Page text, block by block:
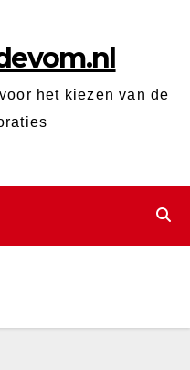
het kiezen van de